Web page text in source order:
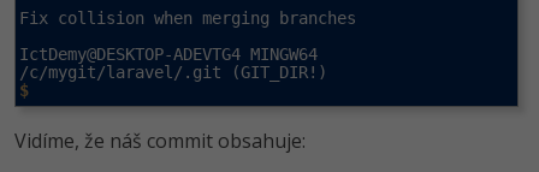
Fix collision when merging branches
IctDemy@DESKTOP-ADEVTG4 MINGW64
$
Vidíme, že náš commit obsahuje: